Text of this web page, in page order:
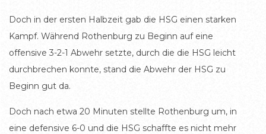
Doch in der ersten Halbzeit gab die HSG einen starken
Kampf. Während Rothenburg zu Beginn auf eine
offensive 3-2-1 Abwehr setzte, durch die die HSG leicht
durchbrechen konnte, stand die Abwehr der HSG zu
Beginn gut da.
Doch nach etwa 20 Minuten stellte Rothenburg um, in
eine defensive 6-0 und die HSG schaffte es nicht mehr